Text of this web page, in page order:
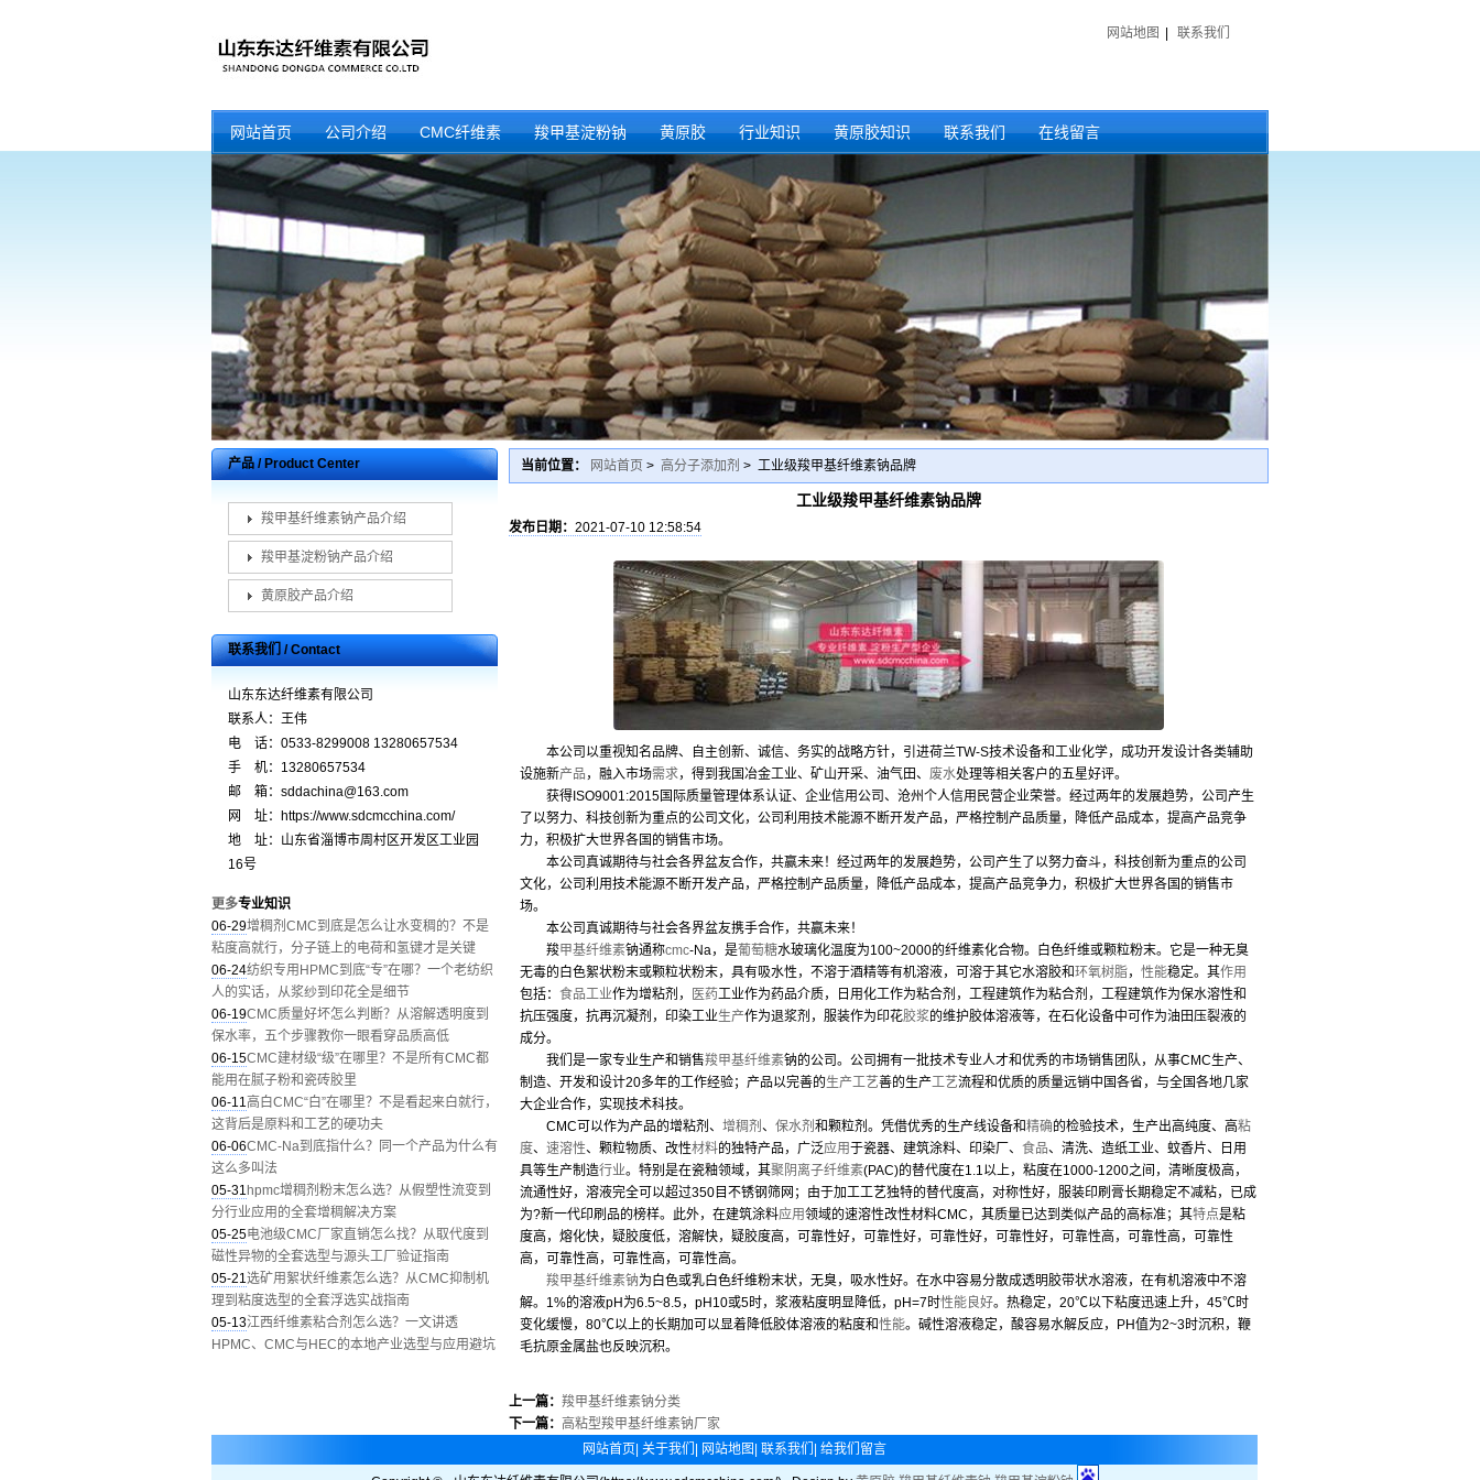
网站地图 联系我们
网站首页 公司介绍 CMC纤维素 羧甲基淀粉钠 黄原胶 行业知识 黄原胶知识 联系我们 在线留言
产品 / Product Center
羧甲基纤维素钠产品介绍
羧甲基淀粉钠产品介绍
黄原胶产品介绍
联系我们 / Contact
山东东达纤维素有限公司
联系人：王伟
电 话：0533-8299008 13280657534
手 机：13280657534
邮 箱：sddachina@163.com
网 址：https://www.sdcmcchina.com/
地 址：山东省淄博市周村区开发区工业园
16号
更多专业知识
06-29增稠剂CMC到底是怎么让水变稠的？不是
粘度高就行，分子链上的电荷和氢键才是关键
06-24纺织专用HPMC到底“专”在哪？一个老纺织
人的实话，从浆纱到印花全是细节
06-19CMC质量好坏怎么判断？从溶解透明度到
保水率，五个步骤教你一眼看穿品质高低
06-15CMC建材级“级”在哪里？不是所有CMC都
能用在腻子粉和瓷砖胶里
06-11高白CMC“白”在哪里？不是看起来白就行，
这背后是原料和工艺的硬功夫
06-06CMC-Na到底指什么？同一个产品为什么有
这么多叫法
05-31 hpmc增稠剂粉末怎么选？从假塑性流变到
分行业应用的全套增稠解决方案
05-25电池级CMC厂家直销怎么找？从取代度到
磁性异物的全套选型与源头工厂验证指南
05-21选矿用絮状纤维素怎么选？从CMC抑制机
理到粘度选型的全套浮选实战指南
05-13江西纤维素粘合剂怎么选？一文讲透
HPMC、CMC与HEC的本地产业选型与应用避坑
当前位置： 网站首页 > 高分子添加剂 > 工业级羧甲基纤维素钠品牌
工业级羧甲基纤维素钠品牌
发布日期： 2021-07-10 12:58:54
本公司以重视知名品牌、自主创新、诚信、务实的战略方针，引进荷兰TW-S技术设备和工业化学，成功开发设计各类辅助
设施新产品 ，融入市场需求，得到我国冶金工业、矿山开采、油气田、 废水处理等相关客户的五星好评。
获得ISO9001:2015国际质量管理体系认证、企业信用公司、沧州个人信用民营企业荣誉。经过两年的发展趋势，公司产生
了以努力、科技创新为重点的公司文化，公司利用技术能源不断开发产品，严格控制产品质量，降低产品成本，提高产品竞争
力，积极扩大世界各国的销售市场。
本公司真诚期待与社会各界盆友合作，共赢未来！经过两年的发展趋势，公司产生了以努力奋斗，科技创新为重点的公司
文化，公司利用技术能源不断开发产品，严格控制产品质量，降低产品成本，提高产品竞争力，积极扩大世界各国的销售市
场。
本公司真诚期待与社会各界盆友携手合作，共赢未来！
羧甲基纤维素钠通称cmc-Na，是葡萄糖水玻璃化温度为100~2000的纤维素化合物。白色纤维或颗粒粉末。它是一种无臭
无毒的白色絮状粉末或颗粒状粉末，具有吸水性，不溶于酒精等有机溶液，可溶于其它水溶胶和环氧树脂， 性能稳定。其作用
包括： 食品工业作为增粘剂， 医药工业作为药品介质，日用化工作为粘合剂，工程建筑作为粘合剂，工程建筑作为保水溶性和
抗压强度，抗再沉凝剂，印染工业生产作为退浆剂，服装作为印花胶浆的维护胶体溶液等，在石化设备中可作为油田压裂液的
成分。
我们是一家专业生产和销售羧甲基纤维素钠的公司。公司拥有一批技术专业人才和优秀的市场销售团队，从事CMC生产、
制造、开发和设计20多年的工作经验；产品以完善的生产工艺善的生产工艺流程和优质的质量远销中国各省，与全国各地几家
大企业合作，实现技术科技。
CMC可以作为产品的增粘剂、 增稠剂 、 保水剂 和颗粒剂。凭借优秀的生产线设备和精确的检验技术，生产出高纯度、高粘
度、 速溶性、颗粒物质、改性材料的独特产品，广泛应用于瓷器、建筑涂料、印染厂、 食品、清洗、造纸工业、蚊香片、日用
具等生产制造行业。特别是在瓷釉领域，其聚阴离子纤维素(PAC)的替代度在1.1以上，粘度在1000-1200之间，清晰度极高，
流通性好，溶液完全可以超过350目不锈钢筛网；由于加工工艺独特的替代度高，对称性好，服装印刷膏长期稳定不减粘，已成
为?新一代印刷品的榜样。此外，在建筑涂料应用领域的速溶性改性材料CMC，其质量已达到类似产品的高标准；其特点是粘
度高，熔化快，疑胶度低，溶解快，疑胶度高，可靠性好，可靠性好，可靠性好，可靠性好，可靠性高，可靠性高，可靠性
高，可靠性高，可靠性高，可靠性高。
羧甲基纤维素钠为白色或乳白色纤维粉末状，无臭，吸水性好。在水中容易分散成透明胶带状水溶液，在有机溶液中不溶
解。1%的溶液pH为6.5~8.5，pH10或5时，浆液粘度明显降低，pH=7时性能 良好。热稳定，20℃以下粘度迅速上升，45℃时
变化缓慢，80℃以上的长期加可以显着降低胶体溶液的粘度和性能。碱性溶液稳定，酸容易水解反应，PH值为2~3时沉积，鞭
毛抗原金属盐也反映沉积。
上一篇： 羧甲基纤维素钠分类
下一篇： 高粘型羧甲基纤维素钠厂家
网站首页 关于我们 网站地图 联系我们 给我们留言